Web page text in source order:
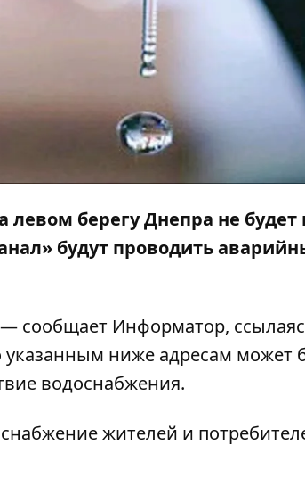
левом берегу Днепра не
будут проводить
— сообщает Информатор,
указанным ниже адресам может
водоснабжения.
жителей и